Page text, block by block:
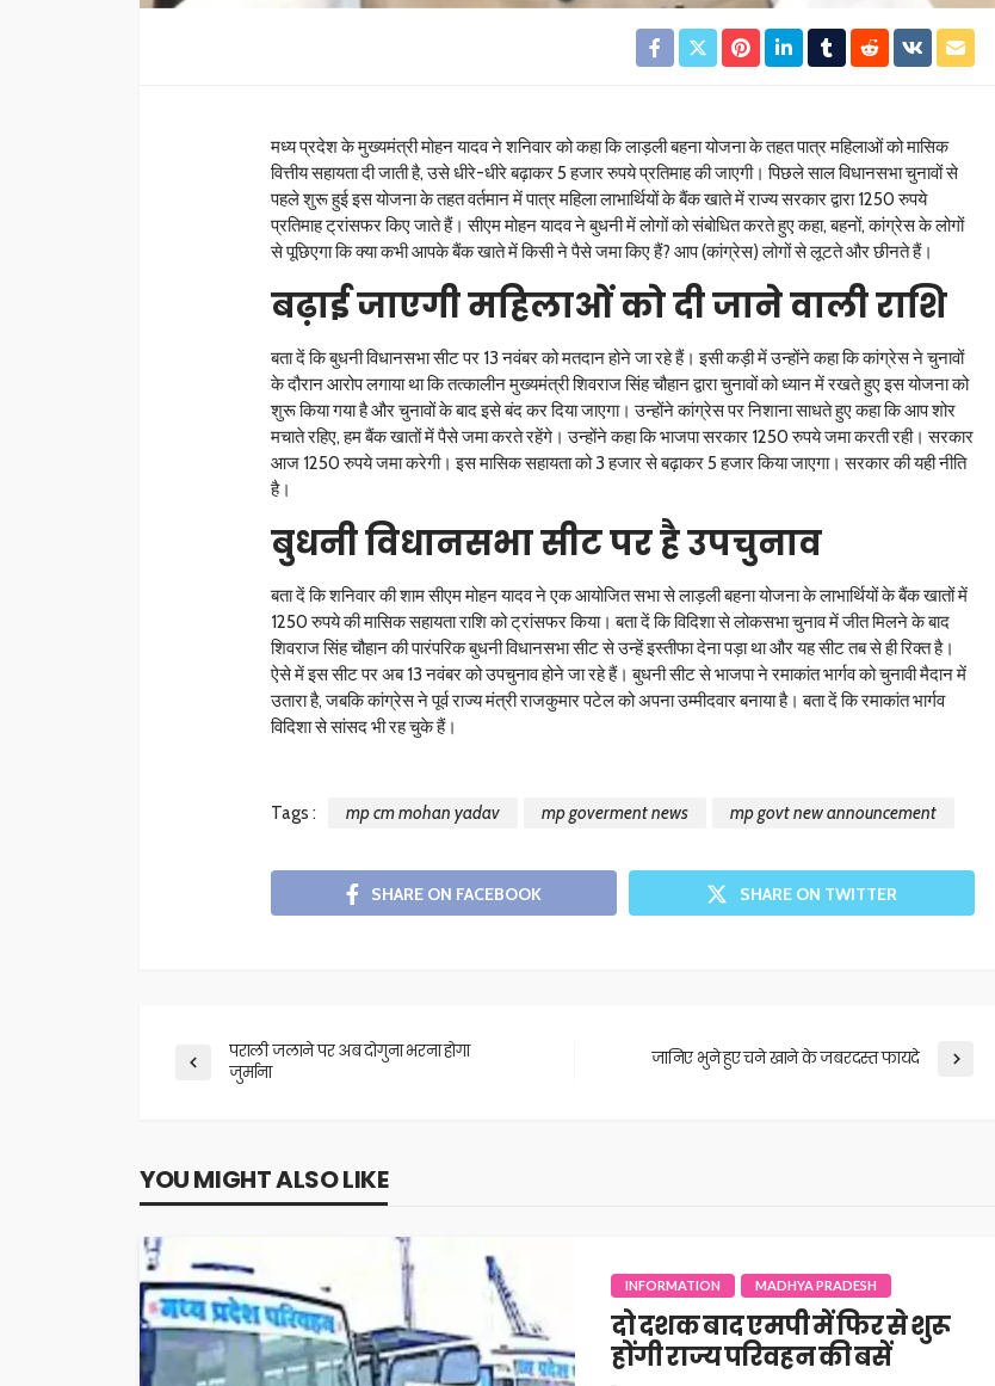
मध्य प्रदेश के मुख्यमंत्री मोहन यादव ने शनिवार को कहा कि लाड़ली बहना योजना के तहत पात्र महिलाओं को मासिक
वित्तीय सहायता दी जाती है, उसे धीरे-धीरे बढ़ाकर 5 हजार रुपये प्रतिमाह की जाएगी। पिछले साल विधानसभा चुनावों से
पहले शुरू हुई इस योजना के तहत वर्तमान में पात्र महिला लाभार्थियों के बैंक खाते में राज्य सरकार द्वारा 1250 रुपये
प्रतिमाह ट्रांसफर किए जाते हैं। सीएम मोहन यादव ने बुधनी में लोगों को संबोधित करते हुए कहा, बहनों, कांग्रेस के लोगों
से पूछिएगा कि क्या कभी आपके बैंक खाते में किसी ने पैसे जमा किए हैं? आप (कांग्रेस) लोगों से लूटते और छीनते हैं।
बढ़ाई जाएगी महिलाओं को दी जाने वाली राशि
बता दें कि बुधनी विधानसभा सीट पर 13 नवंबर को मतदान होने जा रहे हैं। इसी कड़ी में उन्होंने कहा कि कांग्रेस ने चुनावों
के दौरान आरोप लगाया था कि तत्कालीन मुख्यमंत्री शिवराज सिंह चौहान द्वारा चुनावों को ध्यान में रखते हुए इस योजना को
शुरू किया गया है और चुनावों के बाद इसे बंद कर दिया जाएगा। उन्होंने कांग्रेस पर निशाना साधते हुए कहा कि आप शोर
मचाते रहिए, हम बैंक खातों में पैसे जमा करते रहेंगे। उन्होंने कहा कि भाजपा सरकार 1250 रुपये जमा करती रही। सरकार
आज 1250 रुपये जमा करेगी। इस मासिक सहायता को 3 हजार से बढ़ाकर 5 हजार किया जाएगा। सरकार की यही नीति
है।
बुधनी विधानसभा सीट पर है उपचुनाव
बता दें कि शनिवार की शाम सीएम मोहन यादव ने एक आयोजित सभा से लाड़ली बहना योजना के लाभार्थियों के बैंक खातों में
1250 रुपये की मासिक सहायता राशि को ट्रांसफर किया। बता दें कि विदिशा से लोकसभा चुनाव में जीत मिलने के बाद
शिवराज सिंह चौहान की पारंपरिक बुधनी विधानसभा सीट से उन्हें इस्तीफा देना पड़ा था और यह सीट तब से ही रिक्त है।
ऐसे में इस सीट पर अब 13 नवंबर को उपचुनाव होने जा रहे हैं। बुधनी सीट से भाजपा ने रमाकांत भार्गव को चुनावी मैदान में
उतारा है, जबकि कांग्रेस ने पूर्व राज्य मंत्री राजकुमार पटेल को अपना उम्मीदवार बनाया है। बता दें कि रमाकांत भार्गव
विदिशा से सांसद भी रह चुके हैं।
Tags : mp cm mohan yadav mp goverment news mp govt new announcement
SHARE ON FACEBOOK SHARE ON TWITTER
पराली जलाने पर अब दोगुना भरना होगा
जुर्माना
जानिए भुने हुए चने खाने के जबरदस्त फायदे
YOU MIGHT ALSO LIKE
INFORMATION MADHYA PRADESH
दो दशक बाद एमपी में फिर से शुरू
होंगी राज्य परिवहन की बसें